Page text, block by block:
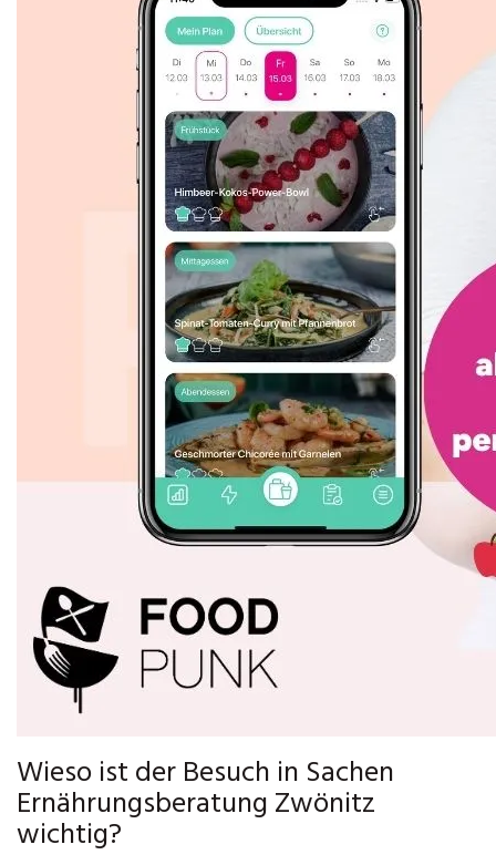
Wieso ist der Besuch in Sachen
Ernährungsberatung Zwönitz
wichtig?